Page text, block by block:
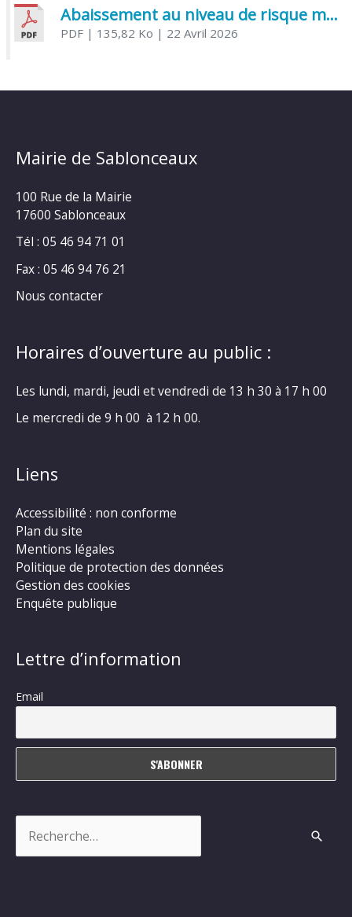
Abaissement au niveau de risque modéré de l’Influenza aviaire
PDF| 135,82 Ko | 22 Avril 2026
Mairie de Sablonceaux
100 Rue de la Mairie
17600 Sablonceaux
Tél : 05 46 94 71 01
Fax : 05 46 94 76 21
Nous contacter
Horaires d’ouverture au public :
Les lundi, mardi, jeudi et vendredi de 13 h 30 à 17 h 00
Le mercredi de 9 h 00 à 12 h 00.
Liens
Accessibilité : non conforme
Plan du site
Mentions légales
Politique de protection des données
Gestion des cookies
Enquête publique
Lettre d’information
Email